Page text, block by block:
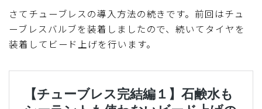
iGPSPORT
ブルベ装備
さてチューブレスの導入方法の続きです。前回はチュ
ーブレスバルブを装着しましたので、続いてタイヤを
装着してビード上げを行います。